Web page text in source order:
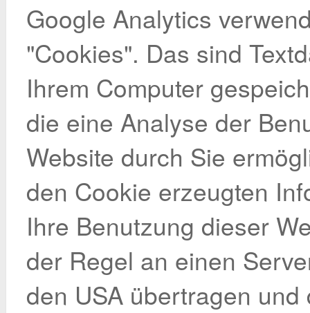
Google Analytics
"Cookies". Das sind
Ihrem Computer
die eine Analyse der
Website durch Sie
den Cookie erzeugten
Ihre Benutzung dieser
der Regel an einen
den USA übertragen